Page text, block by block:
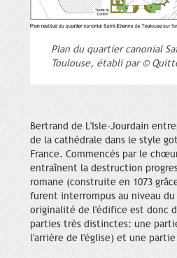
Plan du quartier canonial
Toulouse, établi par ©
Bertrand de L'Isle-Jourdain
de la cathédrale dans le style
France. Commencés par le
entraînent la destruction
romane (construite en 1073
furent interrompus au niveau
originalité de l'édifice est donc
parties très distinctes: une
l'arrière de l'église) et une